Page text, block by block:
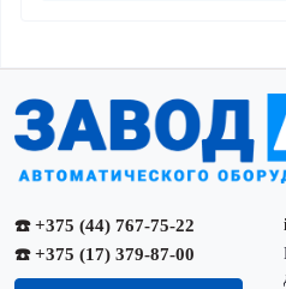
☎️ +375 (44) 767-75-22
☎️ +375 (17) 379-87-00